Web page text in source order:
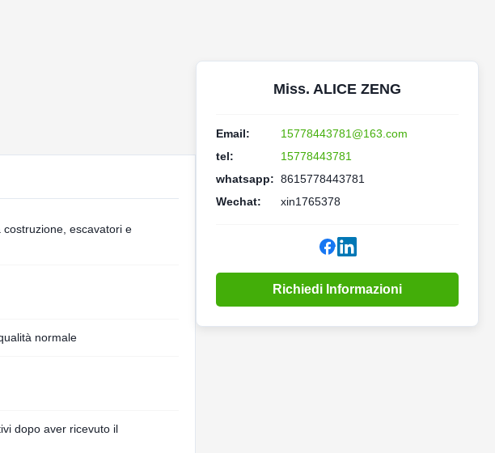
costruzione, escavatori e
normale
dopo aver ricevuto il
Miss. ALICE ZENG
Email:
15778443781@163.com
tel:
15778443781
whatsapp: 8615778443781
Wechat:
xin1765378
Richiedi Informazioni